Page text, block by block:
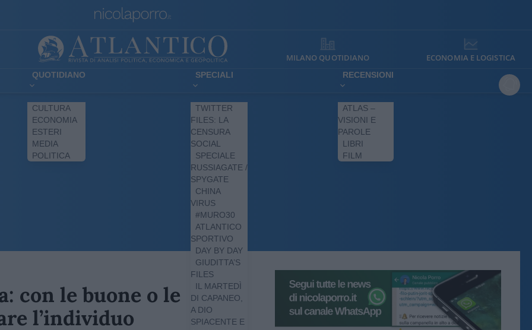
MILANO QUOTIDIANO ECONOMIA E LOGISTICA
QUOTIDIANO
CULTURA
ECONOMIA
ESTERI
MEDIA
POLITICA
SPECIALI
TWITTER
FILES: LA
CENSURA
SOCIAL
SPECIALE
RUSSIAGATE /
SPYGATE
CHINA
VIRUS
#MURO30
ATLANTICO
SPORTIVO
DAY BY DAY
GIUDITTA’S
FILES
IL MARTEDÌ
DI CAPANEO,
A DIO
SPIACENTE E
RECENSIONI
ATLAS –
VISIONI E
PAROLE
LIBRI
FILM
con le buone o le
l’individuo